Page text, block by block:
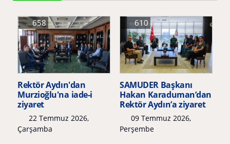
Rektör Aydın'dan
Murzioğlu'na iade-i
ziyaret
22 Temmuz 2026,
Çarşamba
658
SAMUDER Başkanı
Hakan Karaduman’dan
Rektör Aydın’a ziyaret
09 Temmuz 2026,
Perşembe
610